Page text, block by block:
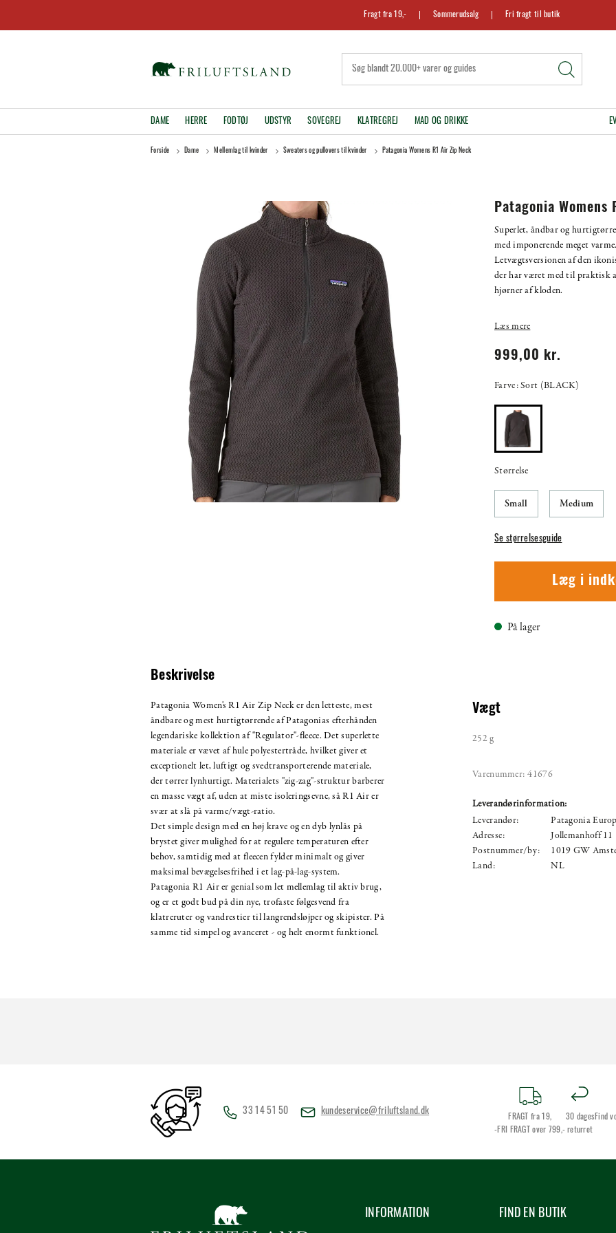
Fragt fra 19,- Sommerudsalg Fri fragt til butik
DAME HERRE FODTØJ UDSTYR SOVEGREJ KLATREGREJ MAD OG DRIKKE
Forside Dame Mellemlag til kvinder Sweaters og pullovers til kvinder Patagonia Womens R1 Air Zip Neck
Patagonia Womens
Superlet, åndbar og
med imponerende meget varme.
Letvægtsversionen af den
der har været med til praktisk
hjørner af kloden.
Læs mere
999,00 kr.
Farve: Sort (BLACK)
Størrelse
Small Medium
Se størrelsesguide
Læg i
På lager
Beskrivelse
Patagonia Women's R1 Air Zip Neck er den letteste, mest
åndbare og mest hurtigtørrende af Patagonias efterhånden
legendariske kollektion af "Regulator"-fleece. Det superlette
materiale er vævet af hule polyestertråde, hvilket giver et
exceptionelt let, luftigt og svedtransporterende materiale,
der tørrer lynhurtigt. Materialets "zig-zag"-struktur barberer
en masse vægt af, uden at miste isoleringsevne, så R1 Air er
svær at slå på varme/vægt-ratio.
Det simple design med en høj krave og en dyb lynlås på
brystet giver mulighed for at regulere temperaturen efter
behov, samtidig med at fleecen fylder minimalt og giver
maksimal bevægelsesfrihed i et lag-på-lag-system.
Patagonia R1 Air er genial som let mellemlag til aktiv brug,
og er et godt bud på din nye, trofaste følgesvend fra
klatreruter og vandrestier til langrendsløjper og skipister. På
samme tid simpel og avanceret - og helt enormt funktionel.
Vægt
252 g
Varenummer: 41676
Leverandørinformation:
Leverandør:
Patagonia
Adresse:
Jollemanhoff
Postnummer/by:
1019 GW
Land:
NL
33 14 51 50 kundeservice@friluftsland.dk
FRAGT fra 19,
-FRI FRAGT over 799,-
30 dages
returret
Find
INFORMATION FIND EN BUTIK